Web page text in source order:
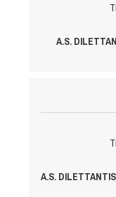
A.S.
A.S.